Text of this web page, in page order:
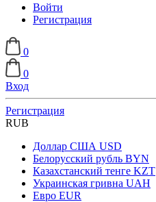
Войти
Регистрация
0
0
Вход
Регистрация
RUB
Доллар США USD
Белорусский рубль BYN
Казахстанский тенге KZT
Украинская гривна UAH
Евро EUR